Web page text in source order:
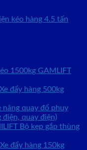
kéo hàng 4.5 tấn
1500kg GAMLIFT
Xe đẩy hàng 500kg
nâng quay đổ phuy
điện, quay điện)
Bộ kẹp gắp thùng
Xe đẩy hàng 150kg